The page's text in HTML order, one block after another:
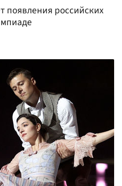
появления российских